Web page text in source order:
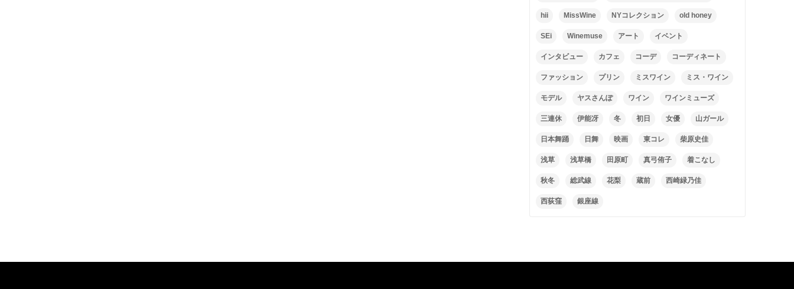
hii MissWine NYコレクション old honey
SEi Winemuse アート イベント
インタビュー カフェ コーデ コーディネート
ファッション プリン ミスワイン ミス・ワイン
モデル ヤスさんぽ ワイン ワインミューズ
三連休 伊能冴 冬 初日 女優 山ガール
日本舞踊 日舞 映画 東コレ 柴原史佳
浅草 浅草橋 田原町 真弓侑子 着こなし
秋冬 総武線 花梨 蔵前 西崎緑乃佳
西荻窪 銀座線